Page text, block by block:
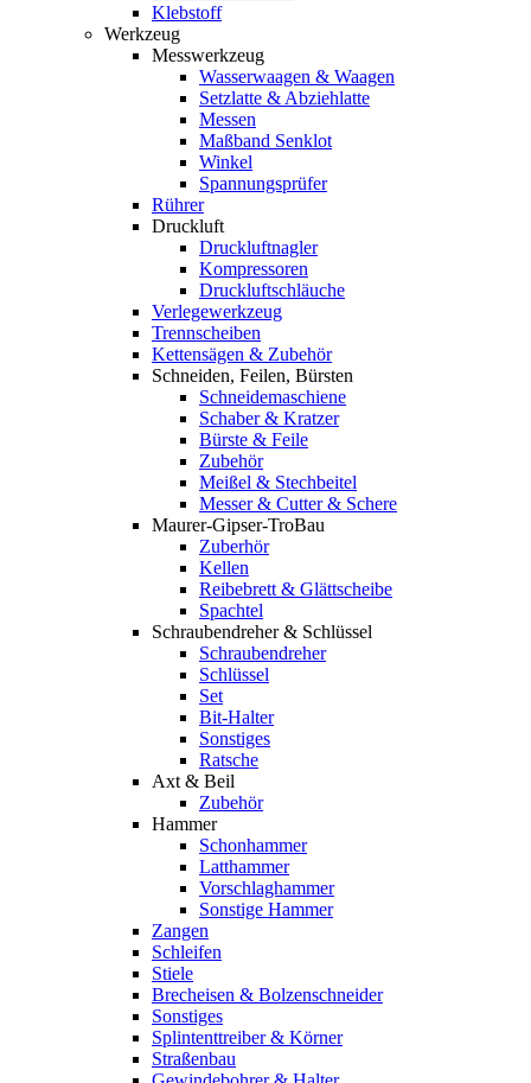
Klebstoff
Werkzeug
Messwerkzeug
Wasserwaagen & Waagen
Setzlatte & Abziehlatte
Messen
Maßband Senklot
Winkel
Spannungsprüfer
Rührer
Druckluft
Druckluftnagler
Kompressoren
Druckluftschläuche
Verlegewerkzeug
Trennscheiben
Kettensägen & Zubehör
Schneiden, Feilen, Bürsten
Schneidemaschiene
Schaber & Kratzer
Bürste & Feile
Zubehör
Meißel & Stechbeitel
Messer & Cutter & Schere
Maurer-Gipser-TroBau
Zuberhör
Kellen
Reibebrett & Glättscheibe
Spachtel
Schraubendreher & Schlüssel
Schraubendreher
Schlüssel
Set
Bit-Halter
Sonstiges
Ratsche
Axt & Beil
Zubehör
Hammer
Schonhammer
Latthammer
Vorschlaghammer
Sonstige Hammer
Zangen
Schleifen
Stiele
Brecheisen & Bolzenschneider
Sonstiges
Splintenttreiber & Körner
Straßenbau